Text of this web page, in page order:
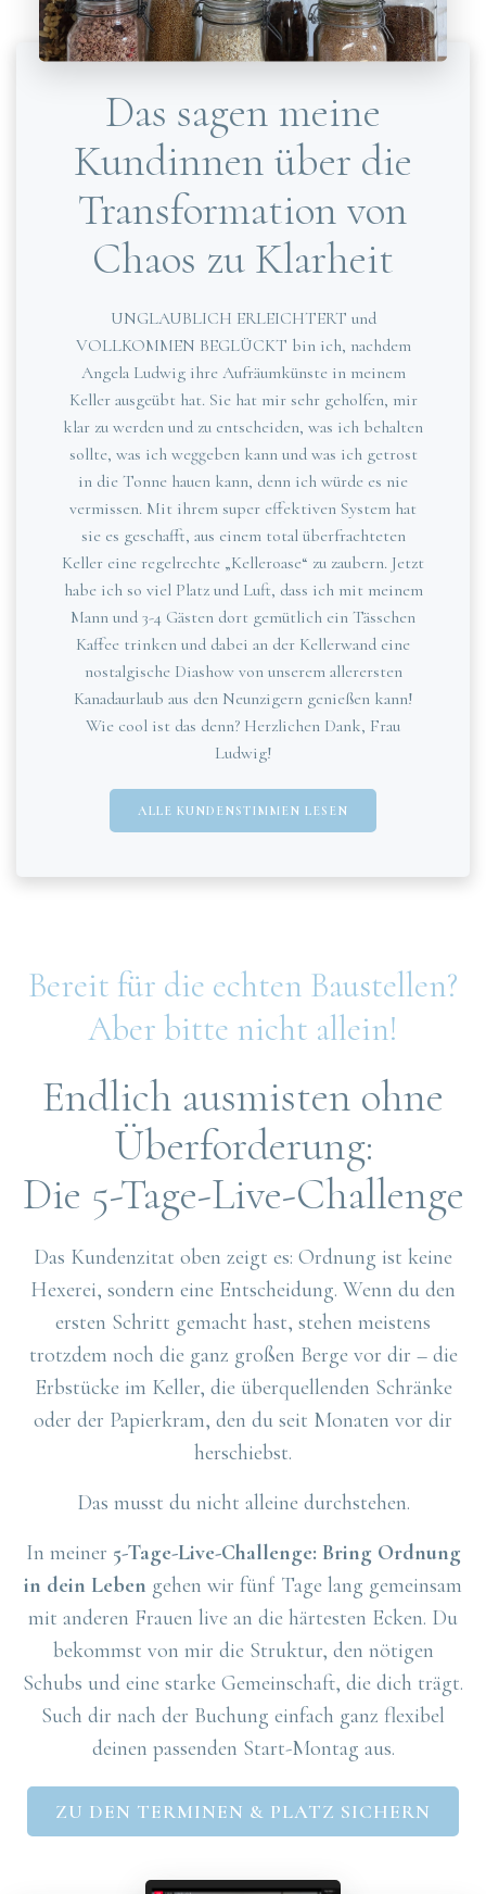
Das sagen meine
Kundinnen über die
Transformation von
Chaos zu Klarheit
UNGLAUBLICH ERLEICHTERT und
VOLLKOMMEN BEGLÜCKT bin ich, nachdem
Angela Ludwig ihre Aufräumkünste in meinem
Keller ausgeübt hat. Sie hat mir sehr geholfen, mir
klar zu werden und zu entscheiden, was ich behalten
sollte, was ich weggeben kann und was ich getrost
in die Tonne hauen kann, denn ich würde es nie
vermissen. Mit ihrem super effektiven System hat
sie es geschafft, aus einem total überfrachteten
Keller eine regelrechte „Kelleroase“ zu zaubern. Jetzt
habe ich so viel Platz und Luft, dass ich mit meinem
Mann und 3-4 Gästen dort gemütlich ein Tässchen
Kaffee trinken und dabei an der Kellerwand eine
nostalgische Diashow von unserem allerersten
Kanadaurlaub aus den Neunzigern genießen kann!
Wie cool ist das denn? Herzlichen Dank, Frau
Ludwig!
ALLE KUNDENSTIMMEN LESEN
Bereit für die echten Baustellen?
Aber bitte nicht allein!
Endlich ausmisten ohne
Überforderung:
Die 5-Tage-Live-Challenge
Das Kundenzitat oben zeigt es: Ordnung ist keine
Hexerei, sondern eine Entscheidung. Wenn du den
ersten Schritt gemacht hast, stehen meistens
trotzdem noch die ganz großen Berge vor dir – die
Erbstücke im Keller, die überquellenden Schränke
oder der Papierkram, den du seit Monaten vor dir
herschiebst.
Das musst du nicht alleine durchstehen.
In meiner 5-Tage-Live-Challenge: Bring Ordnung
in dein Leben gehen wir fünf Tage lang gemeinsam
mit anderen Frauen live an die härtesten Ecken. Du
bekommst von mir die Struktur, den nötigen
Schubs und eine starke Gemeinschaft, die dich trägt.
Such dir nach der Buchung einfach ganz flexibel
deinen passenden Start-Montag aus.
ZU DEN TERMINEN & PLATZ SICHERN